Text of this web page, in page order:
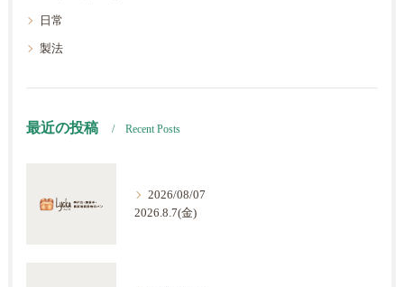
日常
製法
最近の投稿 Recent Posts
2026/08/07
2026.8.7(金)